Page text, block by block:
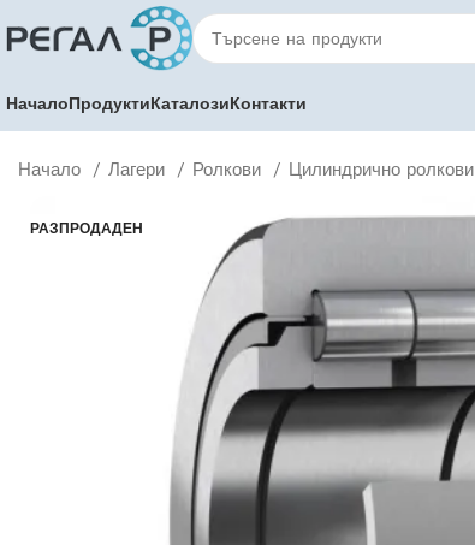
НачалоПродуктиКаталозиКонтакти
Начало Лагери Ролкови Цилиндрично ролкови
РАЗПРОДАДЕН